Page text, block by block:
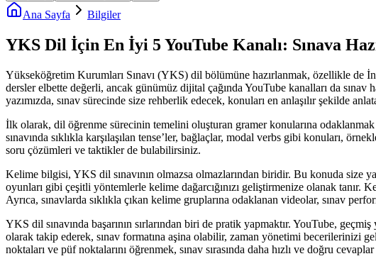
Ana Sayfa Bilgiler
YKS Dil İçin En İyi 5 YouTube Kanalı: Sınava
Yükseköğretim Kurumları Sınavı (YKS) dil bölümüne hazırlanmak, özellikle de
dersler elbette değerli, ancak günümüz dijital çağında YouTube kanalları da
yazımızda, sınav sürecinde size rehberlik edecek, konuları en anlaşılır şekilde
İlk olarak, dil öğrenme sürecinin temelini oluşturan gramer konularına
sınavında sıklıkla karşılaşılan tense’ler, bağlaçlar, modal verbs gibi konuları,
soru çözümleri ve taktikler de bulabilirsiniz.
Kelime bilgisi, YKS dil sınavının olmazsa olmazlarından biridir. Bu konuda size
oyunları gibi çeşitli yöntemlerle kelime dağarcığınızı geliştirmenize olanak
Ayrıca, sınavlarda sıklıkla çıkan kelime gruplarına odaklanan videolar, sınav
YKS dil sınavında başarının sırlarından biri de pratik yapmaktır. YouTube,
olarak takip ederek, sınav formatına aşina olabilir, zaman yönetimi
noktaları ve püf noktalarını öğrenmek, sınav sırasında daha hızlı ve doğru